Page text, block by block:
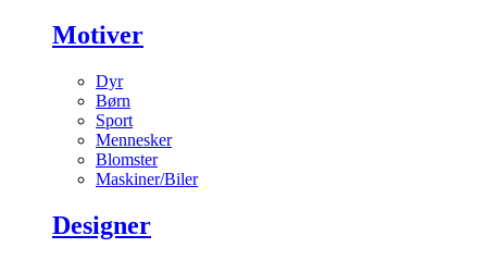
Motiver
Dyr
Børn
Sport
Mennesker
Blomster
Maskiner/Biler
Designer